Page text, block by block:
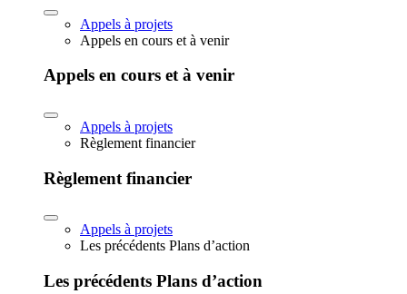
Appels à projets
Appels en cours et à venir
Appels en cours et à venir
Appels à projets
Règlement financier
Règlement financier
Appels à projets
Les précédents Plans d’action
Les précédents Plans d’action